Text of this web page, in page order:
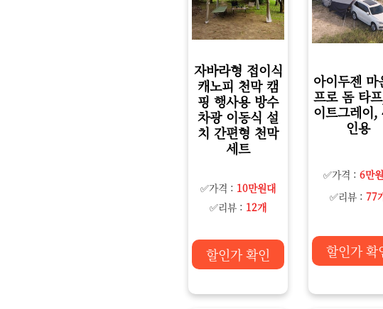
자바라형 접이식
캐노피 천막 캠
핑 행사용 방수
차광 이동식 설
치 간편형 천막
세트
✅가격 : 10만원대
✅리뷰 : 12개
할인가 확인
아이두젠 마
프로 돔 타
이트그레이,
인용
✅가격 : 6만
✅리뷰 : 77
할인가 확